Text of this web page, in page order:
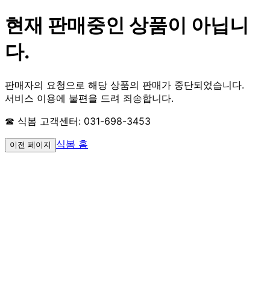
현재 판매중인 상품이 아닙니
다.
판매자의 요청으로 해당 상품의 판매가 중단되었습니다.
서비스 이용에 불편을 드려 죄송합니다.
☎ 식봄 고객센터: 031-698-3453
이전 페이지 식봄 홈